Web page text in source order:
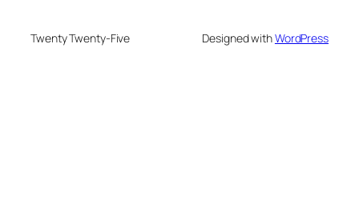
Twenty Twenty-Five Designed withWordPress